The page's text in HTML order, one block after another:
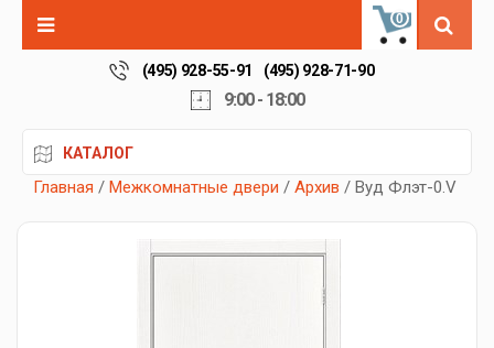
0
(495) 928-55-91 (495) 928-71-90
9:00 - 18:00
КАТАЛОГ
Главная / Межкомнатные двери / Архив / Вуд Флэт-0.V